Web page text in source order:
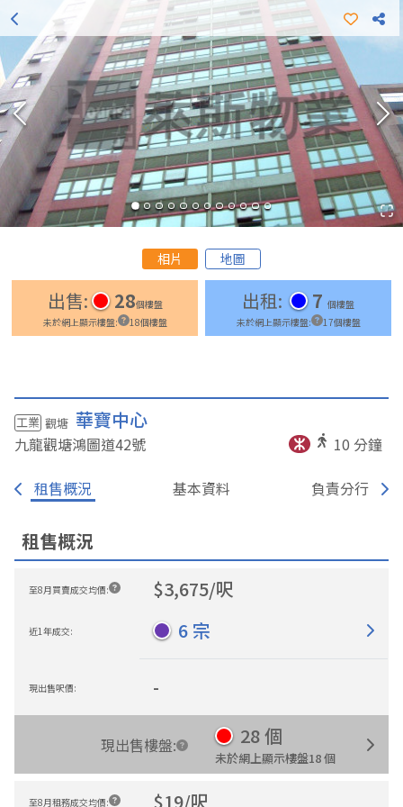
更多出租樓盤 更多出售樓盤
相片 地圖
出售: 28個樓盤
未於網上顯示樓盤: 18個樓盤
出租: 7 個樓盤
未於網上顯示樓盤: 17個樓盤
工業 觀塘 華寶中心
九龍觀塘鴻圖道42號 10 分鐘
租售概況 基本資料 負責分行
租售概況
至8月買賣成交均價: $3,675/呎
近1年成交: 6 宗
現出售呎價: -
現出售樓盤: 28個
未於網上顯示樓盤18個
至8月租務成交均價: $19/呎